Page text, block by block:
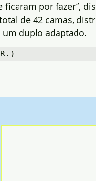
por fazer”,
de 42 camas,
duplo adaptado.